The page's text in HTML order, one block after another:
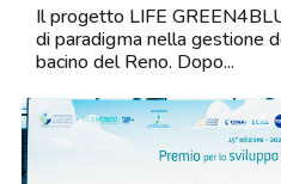
Il progetto LIFE
di paradigma nella gestione
bacino del Reno. Dopo...